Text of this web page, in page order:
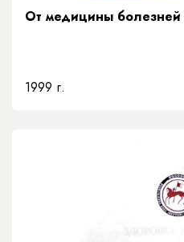
От медицины
1999 г.